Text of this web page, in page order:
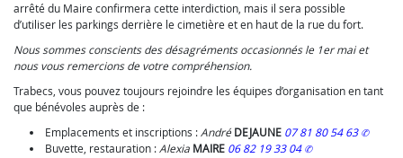
arrêté du Maire confirmera cette interdiction, mais il sera possible
d’utiliser les parkings derrière le cimetière et en haut de la rue du fort.
Nous sommes conscients des désagréments occasionnés le 1er mai et
nous vous remercions de votre compréhension.
Trabecs, vous pouvez toujours rejoindre les équipes d’organisation en tant
que bénévoles auprès de :
Emplacements et inscriptions : André DEJAUNE 07 81 80 54 63
Buvette, restauration : Alexia MAIRE 06 82 19 33 04